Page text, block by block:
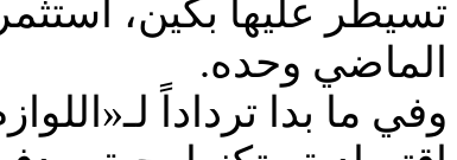
الماضي وحده.
وفي ما بدا ترداداً